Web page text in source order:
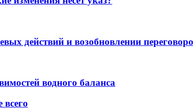
действий и возобновлении
водного баланса
всего